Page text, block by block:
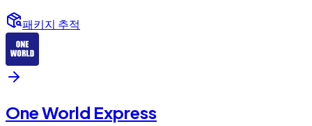
패키지 추적
One World Express